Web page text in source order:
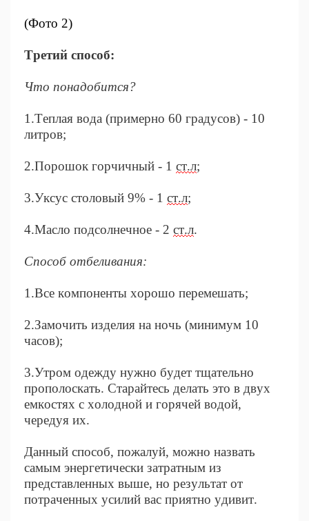
(Фото 2)
Третий способ:
Что понадобится?
1.Теплая вода (примерно 60 градусов) - 10
литров;
2.Порошок горчичный - 1 ст.л;
3.Уксус столовый 9% - 1 ст.л;
4.Масло подсолнечное - 2 ст.л.
Способ отбеливания:
1.Все компоненты хорошо перемешать;
2.Замочить изделия на ночь (минимум 10
часов);
3.Утром одежду нужно будет тщательно
прополоскать. Старайтесь делать это в двух
емкостях с холодной и горячей водой,
чередуя их.
Данный способ, пожалуй, можно назвать
самым энергетически затратным из
представленных выше, но результат от
потраченных усилий вас приятно удивит.